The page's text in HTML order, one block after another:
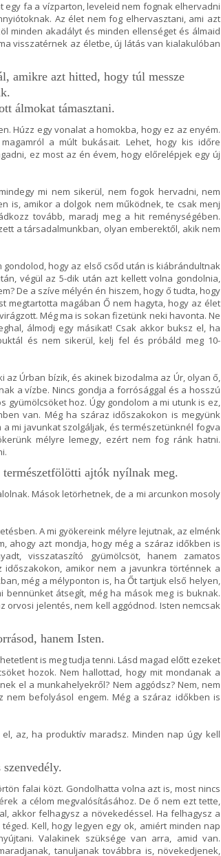
egy fa a vízparton, leveleid nem fognak elhervadni
Az élet nem fog elhervasztani, ami azt
minden akadályt és minden ellenséget és álmaid
visszatérnek az életbe, új látás van kialakulóban
amikre azt hitted, hogy túl messze
álmokat támasztani.
Húzz egy vonalat a homokba, hogy ez az enyém.
a múlt bukásait. Lehet, hogy kis időre
ez most az én évem, hogy előrelépjek egy új
mi nem sikerül, nem fogok hervadni, nem
is, amikor a dolgok nem működnek, te csak menj
tovább, maradj meg a hit reménységében.
a társadalmunkban, olyan emberektől, akik nem
gondolod, hogy az első csőd után is kiábrándultnak
végül az 5-dik után azt kellett volna gondolnia,
De a szíve mélyén én hiszem, hogy ő tudta, hogy
megtartotta magában Ő nem hagyta, hogy az élet
Még ma is sokan fizetünk neki havonta. Ne
álmodj egy másikat! Csak akkor buksz el, ha
és nem sikerül, kelj fel és próbáld meg 10-
az Úrban bízik, és akinek bizodalma az Úr, olyan ő,
a vízbe. Nincs gondja a forrósággal és a hosszú
hoz. Úgy gondolom a mi utunk is ez,
van. Még ha száraz időszakokon is megyünk
mi javunkat szolgáljak, és természetünknél fogva
mélyre lemegy, ezért nem fog ránk hatni.
ajtók nyílnak meg.
Mások letörhetnek, de a mi arcunkon mosoly
A mi gyökereink mélyre lejutnak, az elménk
ahogy azt mondja, hogy még a száraz időkben is
visszataszító gyümölcsöt, hanem zamatos
időszakokon, amikor nem a javunkra történnek a
még a mélyponton is, ha Őt tartjuk első helyen,
átsegít, még ha mások meg is buknak.
orvosi jelentés, nem kell aggódnod. Isten nemcsak
hanem Isten.
is meg tudja tenni. Lásd magad előtt ezeket
hozok. Nem hallottad, hogy mit mondanak a
el a munkahelyekről? Nem aggódsz? Nem, nem
nem befolyásol engem. Még a száraz időkben is
az, ha produktív maradsz. Minden nap úgy kell
falai közt. Gondolhatta volna azt is, most nincs
a célom megvalósításához. De ő nem ezt tette,
akkor felhagysz a növekedéssel. Ha felhagysz a
Kell, hogy legyen egy ok, amiért minden nap
Valakinek szüksége van arra, amid van.
tanuljanak továbbra is, növekedjenek,